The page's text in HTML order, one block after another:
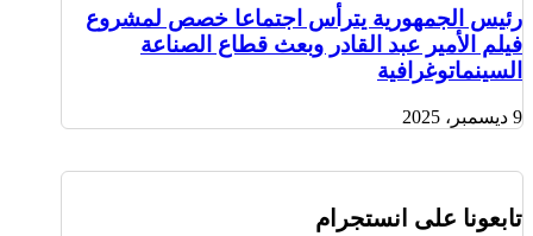
رئيس الجمهورية يترأس اجتماعا خصص لمشروع
فيلم الأمير عبد القادر وبعث قطاع الصناعة
السينماتوغرافية
9 ديسمبر، 2025
تابعونا على انستجرام